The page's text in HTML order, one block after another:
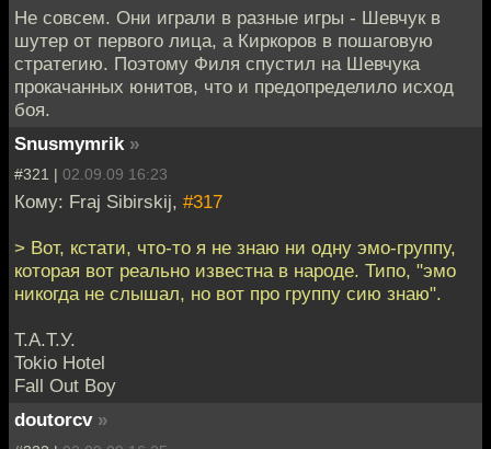
Не совсем. Они играли в разные игры - Шевчук в
шутер от первого лица, а Киркоров в пошаговую
стратегию. Поэтому Филя спустил на Шевчука
прокачанных юнитов, что и предопределило исход
боя.
Snusmymrik »
#321 | 02.09.09 16:23
Кому: Fraj Sibirskij, #317
> Вот, кстати, что-то я не знаю ни одну эмо-группу,
которая вот реально известна в народе. Типо, "эмо
никогда не слышал, но вот про группу сию знаю".
Т.А.Т.У.
Tokio Hotel
Fall Out Boy
doutorcv »